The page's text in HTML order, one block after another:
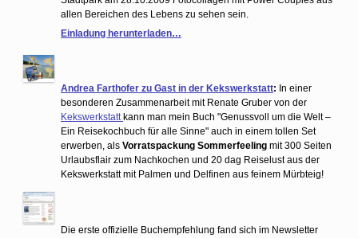
allen Bereichen des Lebens zu sehen sein.
Einladung herunterladen…
Andrea Farthofer zu Gast in der Kekswerkstatt: In einer
besonderen Zusammenarbeit mit Renate Gruber von der
Kekswerkstatt kann man mein Buch "Genussvoll um die Welt –
Ein Reisekochbuch für alle Sinne" auch in einem tollen Set
erwerben, als Vorratspackung Sommerfeeling mit 300 Seiten
Urlaubsflair zum Nachkochen und 20 dag Reiselust aus der
Kekswerkstatt mit Palmen und Delfinen aus feinem Mürbteig!
Die erste offizielle Buchempfehlung fand sich im Newsletter